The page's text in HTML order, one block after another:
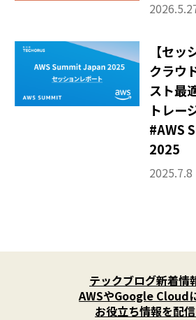
【セッ
クラウ
スト最
トレー
#AWS
2025
2025.7.8
X
T
w
i
テックブログ新着情
AWSやGoogle Cloud
お役立ち情報を配信